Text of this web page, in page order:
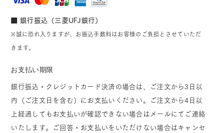
■ 銀行振込（三菱UFJ銀行）
※誠に恐れ入りますが、お振込手数料はお客様のご負担とさせていただ
きます。
お支払い期限
銀行振込・クレジットカード決済の場合は、ご注文から3日以
内（ご注文日を含む）にお支払いください。ご注文から4日以
上経過してもお支払いが確認できない場合はメールにてご連絡
いたします。ご回答・お支払いをいただけない場合はキャンセ